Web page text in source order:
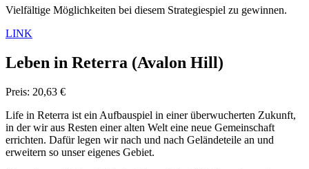
Vielfältige Möglichkeiten bei diesem Strategiespiel zu gewinnen.
LINK
Leben in Reterra (Avalon Hill)
Preis: 20,63 €
Life in Reterra ist ein Aufbauspiel in einer überwucherten Zukunft,
in der wir aus Resten einer alten Welt eine neue Gemeinschaft
errichten. Dafür legen wir nach und nach Geländeteile an und
erweitern so unser eigenes Gebiet.